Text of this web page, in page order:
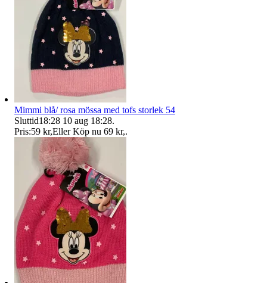
Mimmi blå/ rosa mössa med tofs storlek 54
Sluttid18:28 10 aug 18:28.
Pris:59 kr,Eller Köp nu 69 kr,.